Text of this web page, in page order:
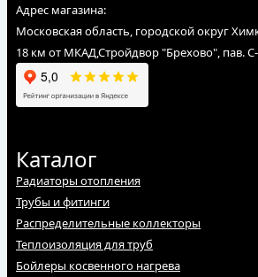
Адрес магазина:
Московская область, городской округ
18 км от МКАД,Стройдвор "Брехово", пав.
Каталог
Радиаторы отопления
Трубы и фитинги
Распределительные коллекторы
Теплоизоляция для труб
Бойлеры косвенного нагрева